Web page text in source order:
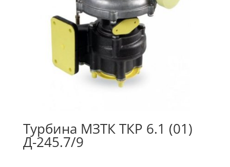
Турбина МЗТК ТКР 6.1 (01)
Д-245.7/9